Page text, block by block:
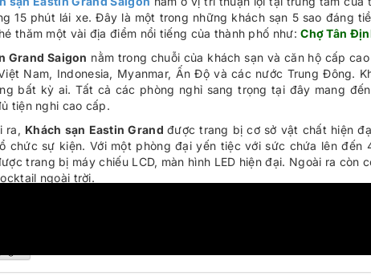
15 phút lái xe. Đây là một trong những khách sạn 5 sao đáng
thăm một vài địa điểm nổi tiếng của thành phố như:Chợ Tân
Grand Saigon nằm trong chuỗi của khách sạn và căn hộ cấp
Nam, Indonesia, Myanmar, Ấn Độ và các nước Trung Đông.
bất kỳ ai. Tất cả các phòng nghỉ sang trọng tại đây mang
tiện nghi cao cấp.
ra, Khách sạn Eastin Grand được trang bị cơ sở vật chất hiện
chức sự kiện. Với một phòng đại yến tiệc với sức chứa lên
trang bị máy chiếu LCD, màn hình LED hiện đại. Ngoài ra còn
ngoài trời.